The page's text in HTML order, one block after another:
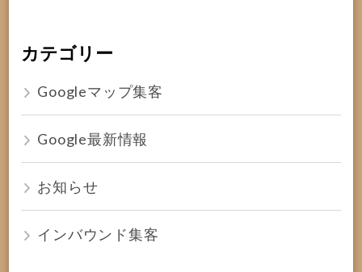
カテゴリー
Googleマップ集客
Google最新情報
お知らせ
インバウンド集客